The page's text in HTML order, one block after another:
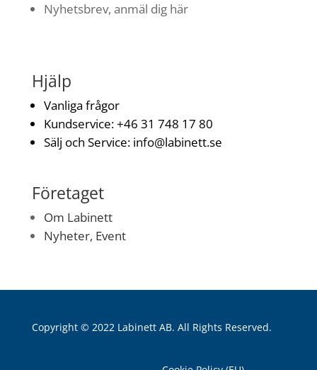
Nyhetsbrev, anmäl dig här
Hjälp
Vanliga frågor
Kundservice: +46 31 748 17 80
Sälj och Service: info@labinett.se
Företaget
Om Labinett
Nyheter, Event
Copyright © 2022 Labinett AB. All Rights Reserved.